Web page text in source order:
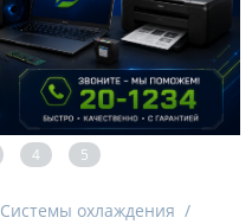
4 5
Системы охлаждения /